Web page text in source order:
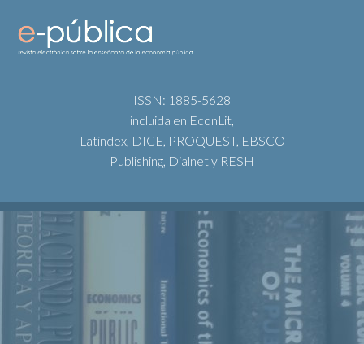
ISSN: 1885-5628
incluida en EconLit,
Latindex, DICE, PROQUEST, EBSCO
Publishing, Dialnet y RESH